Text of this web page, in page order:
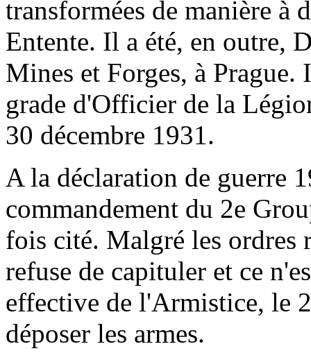
transformées de manière à
Entente. Il a été, en outre,
Mines et Forges, à
grade d'Officier de la
30 décembre 1931.
A la déclaration de guerre
commandement du 2e
fois cité. Malgré les ordres
refuse de capituler et ce
effective de l'Armistice, le
déposer les armes.